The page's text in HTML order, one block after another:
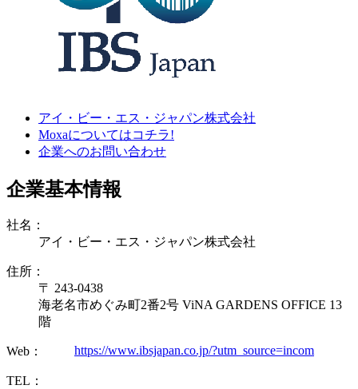
アイ・ビー・エス・ジャパン株式会社
Moxaについてはコチラ!
企業へのお問い合わせ
企業基本情報
社名：
アイ・ビー・エス・ジャパン株式会社
住所：
〒 243-0438
海老名市めぐみ町2番2号 ViNA GARDENS OFFICE 13
階
Web： https://www.ibsjapan.co.jp/?utm_source=incom
TEL：